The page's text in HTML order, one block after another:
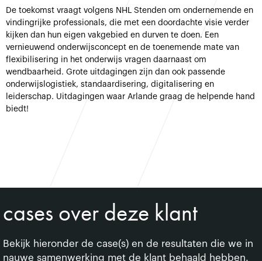
De toekomst vraagt volgens NHL Stenden om ondernemende en
vindingrijke professionals, die met een doordachte visie verder
kijken dan hun eigen vakgebied en durven te doen. Een
vernieuwend onderwijsconcept en de toenemende mate van
flexibilisering in het onderwijs vragen daarnaast om
wendbaarheid. Grote uitdagingen zijn dan ook passende
onderwijslogistiek, standaardisering, digitalisering en
leiderschap. Uitdagingen waar Arlande graag de helpende hand
biedt!
cases over deze klant
Bekijk hieronder de case(s) en de resultaten die we in
nauwe samenwerking met de klant behaald hebben.